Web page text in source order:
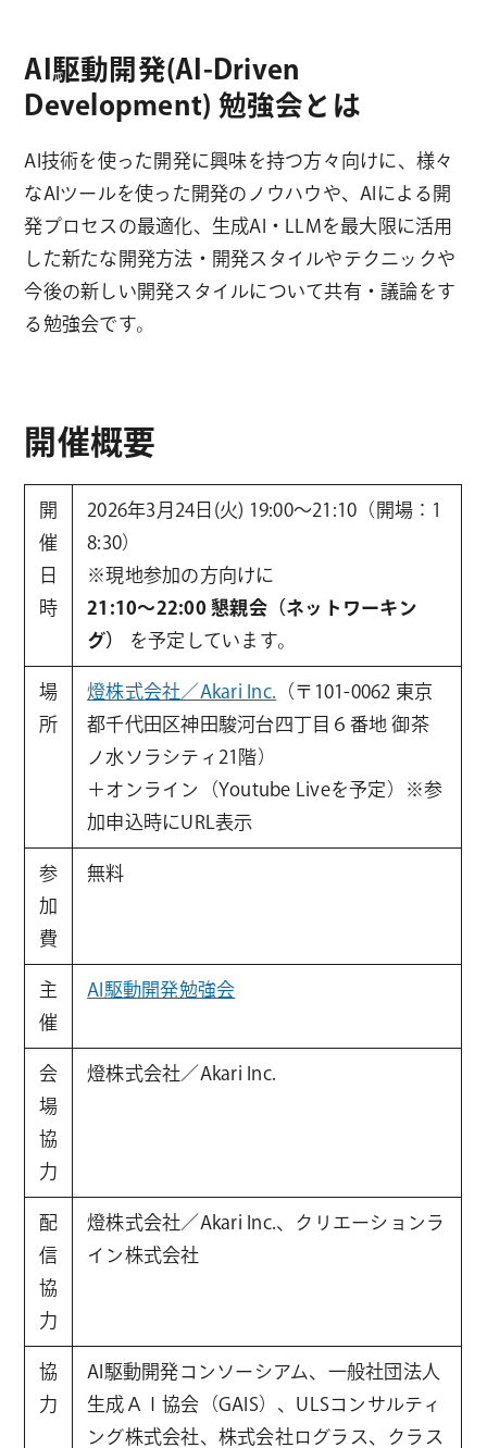
AI駆動開発(AI-Driven
Development) 勉強会とは
AI技術を使った開発に興味を持つ方々向けに、様々
なAIツールを使った開発のノウハウや、AIによる開
発プロセスの最適化、生成AI・LLMを最大限に活用
した新たな開発方法・開発スタイルやテクニックや
今後の新しい開発スタイルについて共有・議論をす
る勉強会です。
開催概要
開
催
日
時
2026年3月24日(火) 19:00〜21:10（開場：1
8:30）
※現地参加の方向けに
21:10〜22:00 懇親会（ネットワーキン
グ）
を予定しています。
場
所
燈株式会社／Akari Inc.
（〒101-0062 東京
都千代田区神田駿河台四丁目６番地 御茶
ノ水ソラシティ21階）
＋オンライン（Youtube Liveを予定）※参
加申込時にURL表示
参
加
費
無料
主
催
AI駆動開発勉強会
会
場
協
力
燈株式会社／Akari Inc.
配
信
協
力
燈株式会社／Akari Inc.、クリエーションラ
イン株式会社
協
力
AI駆動開発コンソーシアム、一般社団法人
生成ＡＩ協会（GAIS）、ULSコンサルティ
ング株式会社、株式会社ログラス、クラス